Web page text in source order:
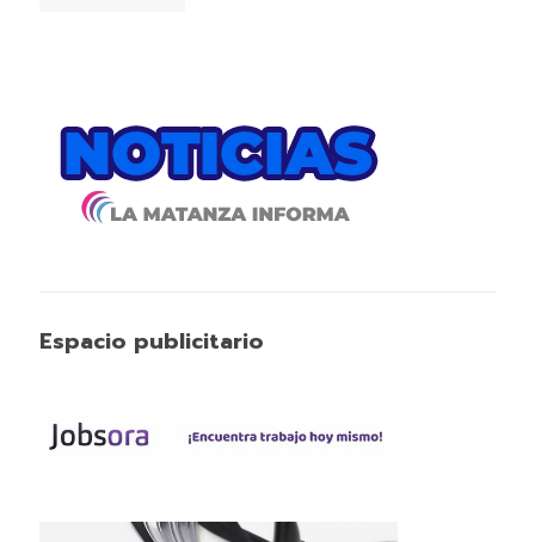
Espacio publicitario